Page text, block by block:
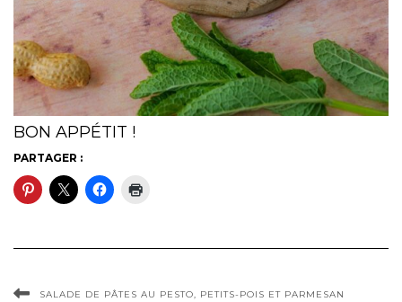
BON APPÉTIT !
PARTAGER :
SALADE DE PÂTES AU PESTO, PETITS-POIS ET PARMESAN